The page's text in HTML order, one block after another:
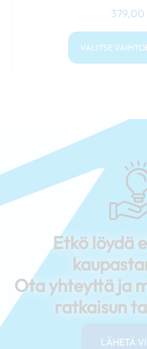
379,00
VALITSE
Etkö löydä
Ota yhteyttä ja
ratkaisun
LÄHETÄ